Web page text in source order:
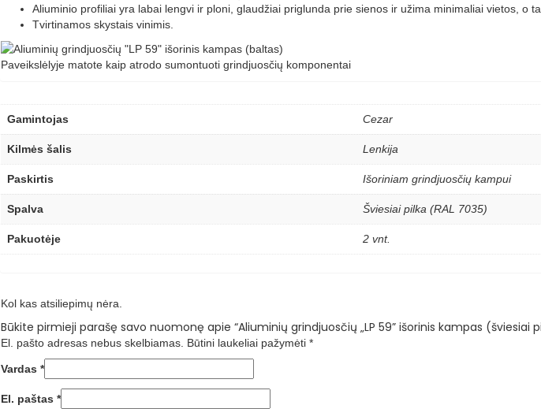
Aliuminio profiliai yra labai lengvi ir ploni, glaudžiai priglunda prie sienos ir užima minimaliai vietos, o
Tvirtinamos skystais vinimis.
Paveikslėlyje matote kaip atrodo sumontuoti grindjuosčių komponentai
Gamintojas Cezar
Kilmės šalis Lenkija
Paskirtis Išoriniam grindjuosčių kampui
Spalva Šviesiai pilka (RAL 7035)
Pakuotėje 2 vnt.
Kol kas atsiliepimų nėra.
Būkite pirmieji parašę savo nuomonę apie “Aliuminių grindjuosčių „LP 59” išorinis kampas (šviesiai
El. pašto adresas nebus skelbiamas. Būtini laukeliai pažymėti *
Vardas *
El. paštas *